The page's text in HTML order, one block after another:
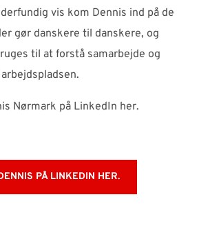
vis kom Dennis ind på de
gør danskere til danskere, og
til at forstå samarbejde og
Nørmark på LinkedIn her.
PÅ LINKEDIN HER.